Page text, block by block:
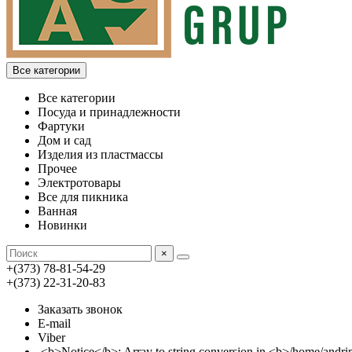
Все категории
Все категории
Посуда и принадлежности
Фартуки
Дом и сад
Изделия из пластмассы
Прочее
Электротовары
Все для пикника
Ванная
Новинки
×
+(373) 78-81-54-29
+(373) 22-31-20-83
Заказать звонок
E-mail
Viber